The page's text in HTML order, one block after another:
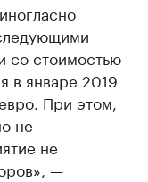
со стоимостью
в январе 2019
При этом,
не
не
—